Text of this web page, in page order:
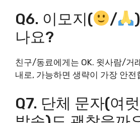
Q6. 이모지( /
나요?
친구/동료에게는 OK. 윗사람/거
내로, 가능하면 생략이 가장 안전
Q7. 단체 문자(여